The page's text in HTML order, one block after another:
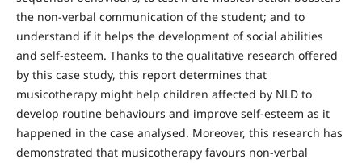
the non-verbal communication of the student; and to
understand if it helps the development of social abilities
and self-esteem. Thanks to the qualitative research offered
by this case study, this report determines that
musicotherapy might help children affected by NLD to
develop routine behaviours and improve self-esteem as it
happened in the case analysed. Moreover, this research has
demonstrated that musicotherapy favours non-verbal